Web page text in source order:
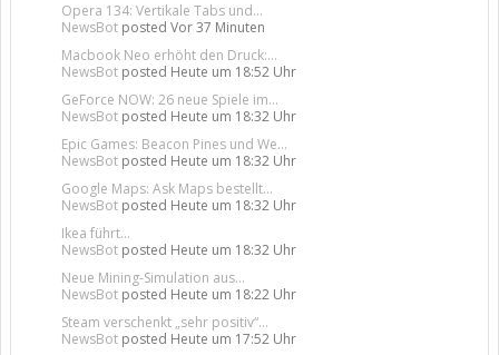
Opera 134: Vertikale Tabs und...
NewsBot posted Vor 37 Minuten
Macbook Neo erhöht den Druck:...
NewsBot posted Heute um 18:52 Uhr
GeForce NOW: 26 neue Spiele im...
NewsBot posted Heute um 18:32 Uhr
Epic Games: Beacon Pines und We...
NewsBot posted Heute um 18:32 Uhr
Google Maps: Ask Maps bestellt...
NewsBot posted Heute um 18:32 Uhr
Ikea führt...
NewsBot posted Heute um 18:32 Uhr
Neue Mining-Simulation aus...
NewsBot posted Heute um 18:22 Uhr
Steam verschenkt „sehr positiv“...
NewsBot posted Heute um 17:52 Uhr